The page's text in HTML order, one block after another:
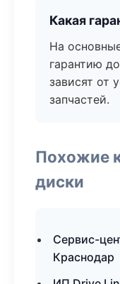
Какая
На
гарантию
зависят от
запчастей.
Похожие
диски
Сервис-
Краснодар